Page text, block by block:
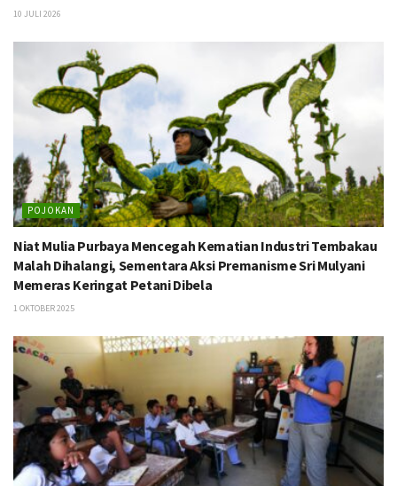
10 JULI 2026
POJOKAN
Niat Mulia Purbaya Mencegah Kematian Industri Tembakau
Malah Dihalangi, Sementara Aksi Premanisme Sri Mulyani
Memeras Keringat Petani Dibela
1 OKTOBER 2025